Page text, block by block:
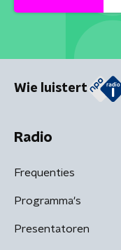
Wie luistert
Radio
Frequenties
Programma's
Presentatoren